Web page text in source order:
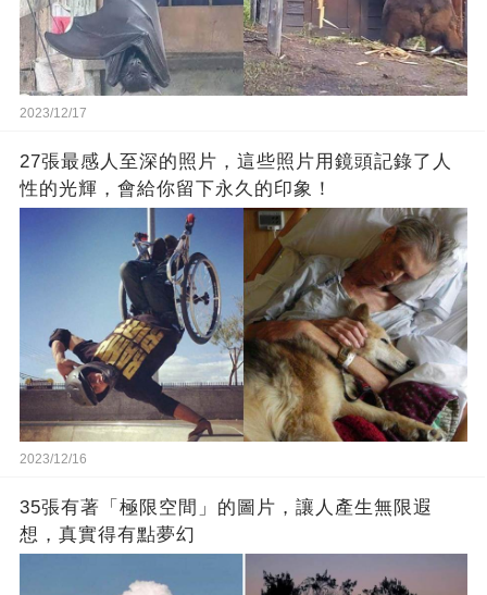
2023/12/17
27張最感人至深的照片，這些照片用鏡頭記錄了人
性的光輝，會給你留下永久的印象！
2023/12/16
35張有著「極限空間」的圖片，讓人產生無限遐
想，真實得有點夢幻